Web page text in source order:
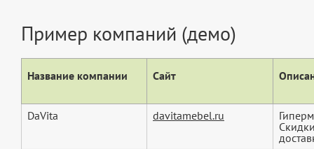
Пример компаний (демо)
Название компании Сайт
DaVita davitamebel.ru